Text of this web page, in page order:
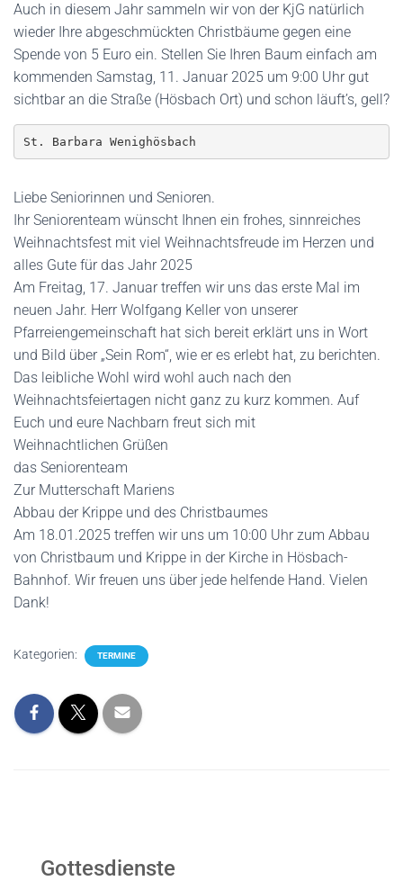
Auch in diesem Jahr sammeln wir von der KjG natürlich
wieder Ihre abgeschmückten Christbäume gegen eine
Spende von 5 Euro ein. Stellen Sie Ihren Baum einfach am
kommenden Samstag, 11. Januar 2025 um 9:00 Uhr gut
sichtbar an die Straße (Hösbach Ort) und schon läuft’s, gell?
St. Barbara Wenighösbach
Liebe Seniorinnen und Senioren.
Ihr Seniorenteam wünscht Ihnen ein frohes, sinnreiches
Weihnachtsfest mit viel Weihnachtsfreude im Herzen und
alles Gute für das Jahr 2025
Am Freitag, 17. Januar treffen wir uns das erste Mal im
neuen Jahr. Herr Wolfgang Keller von unserer
Pfarreiengemeinschaft hat sich bereit erklärt uns in Wort
und Bild über „Sein Rom“, wie er es erlebt hat, zu berichten.
Das leibliche Wohl wird wohl auch nach den
Weihnachtsfeiertagen nicht ganz zu kurz kommen. Auf
Euch und eure Nachbarn freut sich mit
Weihnachtlichen Grüßen
das Seniorenteam
Zur Mutterschaft Mariens
Abbau der Krippe und des Christbaumes
Am 18.01.2025 treffen wir uns um 10:00 Uhr zum Abbau
von Christbaum und Krippe in der Kirche in Hösbach-
Bahnhof. Wir freuen uns über jede helfende Hand. Vielen
Dank!
Kategorien: TERMINE
Gottesdienste